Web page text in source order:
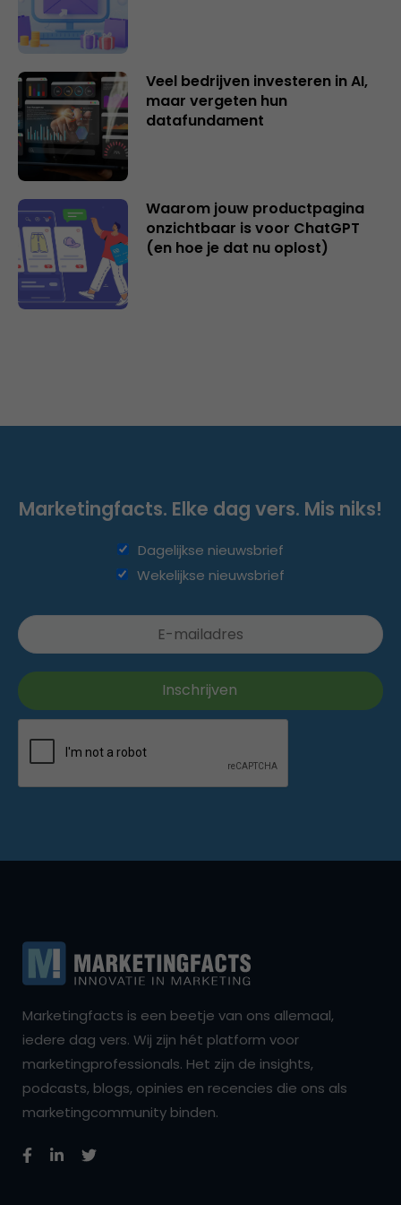
Veel bedrijven investeren in AI,
maar vergeten hun
datafundament
Waarom jouw productpagina
onzichtbaar is voor ChatGPT
(en hoe je dat nu oplost)
Marketingfacts. Elke dag vers. Mis niks!
Dagelijkse nieuwsbrief
Wekelijkse nieuwsbrief
Marketingfacts is een beetje van ons allemaal,
iedere dag vers. Wij zijn hét platform voor
marketingprofessionals. Het zijn de insights,
podcasts, blogs, opinies en recencies die ons als
marketingcommunity binden.